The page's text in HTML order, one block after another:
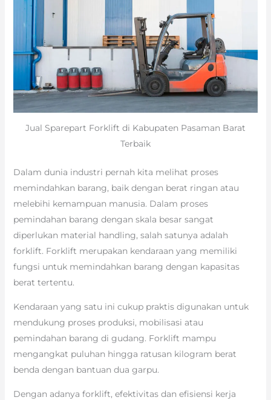
Jual Sparepart Forklift di Kabupaten Pasaman Barat
Terbaik
Dalam dunia industri pernah kita melihat proses
memindahkan barang, baik dengan berat ringan atau
melebihi kemampuan manusia. Dalam proses
pemindahan barang dengan skala besar sangat
diperlukan material handling, salah satunya adalah
forklift. Forklift merupakan kendaraan yang memiliki
fungsi untuk memindahkan barang dengan kapasitas
berat tertentu.
Kendaraan yang satu ini cukup praktis digunakan untuk
mendukung proses produksi, mobilisasi atau
pemindahan barang di gudang. Forklift mampu
mengangkat puluhan hingga ratusan kilogram berat
benda dengan bantuan dua garpu.
Dengan adanya forklift, efektivitas dan efisiensi kerja